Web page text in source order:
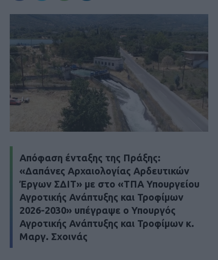
Απόφαση ένταξης της Πράξης:
«Δαπάνες Αρχαιολογίας Αρδευτικών
Έργων ΣΔΙΤ» με στο «ΤΠΑ Υπουργείου
Αγροτικής Ανάπτυξης και Τροφίμων
2026-2030» υπέγραψε ο Υπουργός
Αγροτικής Ανάπτυξης και Τροφίμων κ.
Μαργ. Σχοινάς